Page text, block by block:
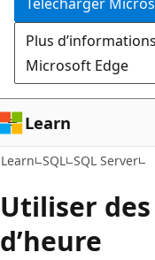
Plus
Microsoft Edge
Learn
Learn SQL SQL Server
Utiliser
d’heure